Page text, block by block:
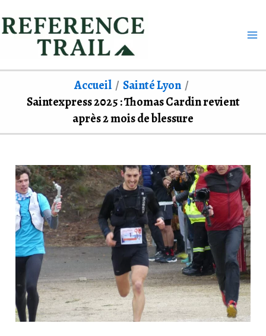
au
Accueil
Sainté Lyon
Saintexpress 2025 : Thomas Cardin revient
après 2 mois de blessure